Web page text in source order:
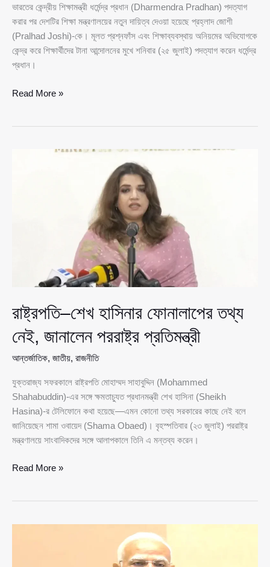
ভারতের কেন্দ্রীয় শিক্ষামন্ত্রী ধর্মেন্দ্র প্রধান (Dharmendra Pradhan) পদত্যাগ
করার পর দেশটির শিক্ষা মন্ত্রণালয়ের নতুন দায়িত্ব দেওয়া হয়েছে প্রহ্লাদ জোশী
(Pralhad Joshi)-কে। মূলত প্রশ্নফাঁস এবং শিক্ষাব্যবস্থায় অনিয়মের অভিযোগকে
কেন্দ্র করে শিক্ষার্থীদের টানা আন্দোলনের মুখে শনিবার (২৫ জুলাই) পদত্যাগ করেন ধর্মেন্দ্র
প্রধান।
প্রশ্নফাঁসের
Read More »
রাষ্ট্রপতি–শেখ হাসিনার ফোনালাপের তথ্য
নেই, জানালেন পররাষ্ট্র প্রতিমন্ত্রী
আন্তর্জাতিক, জাতীয়, রাজনীতি
যুক্তরাজ্য সফরকালে রাষ্ট্রপতি মোহাম্মদ সাহাবুদ্দিন (Mohammed
Shahabuddin)-এর সঙ্গে ক্ষমতাচ্যুত প্রধানমন্ত্রী শেখ হাসিনা (Sheikh
Hasina)-র টেলিফোনে কথা হয়েছে—এমন কোনো তথ্য সরকারের কাছে নেই বলে
জানিয়েছেন শামা ওবায়েদ (Shama Obaed)। বৃহস্পতিবার (২৩ জুলাই) পররাষ্ট্র
মন্ত্রণালয়ে সাংবাদিকদের সঙ্গে আলাপকালে তিনি এ মন্তব্য করেন।
রাষ্ট্রপতি–
তথ্য
Read More »